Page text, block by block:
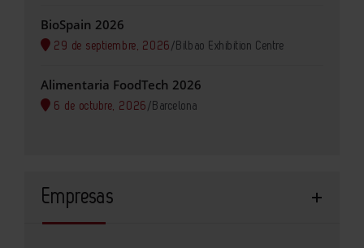
BioSpain 2026
29 de septiembre, 2026 / Bilbao Exhibition Centre
Alimentaria FoodTech 2026
6 de octubre, 2026 / Barcelona
Empresas